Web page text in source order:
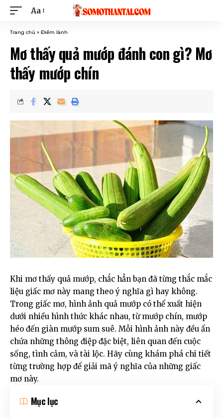
Aa
Trang chủ » Điềm lành
Mơ thấy quả mướp đánh con gì? Mơ
thấy mướp chín
Khi mơ thấy quả mướp, chắc hẳn bạn đã từng thắc mắc
liệu giấc mơ này mang theo ý nghĩa gì hay không.
Trong giấc mơ, hình ảnh quả mướp có thể xuất hiện
dưới nhiều hình thức khác nhau, từ mướp chín, mướp
héo đến giàn mướp sum suê. Mỗi hình ảnh này đều ẩn
chứa những thông điệp đặc biệt, liên quan đến cuộc
sống, tình cảm, và tài lộc. Hãy cùng khám phá chi tiết
từng trường hợp để giải mã ý nghĩa của những giấc
mơ này.
Mục lục